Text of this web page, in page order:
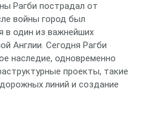
Рагби пострадал от
войны город был
в один из важнейших
Англии. Сегодня Рагби
наследие, одновременно
проекты, такие
линий и создание